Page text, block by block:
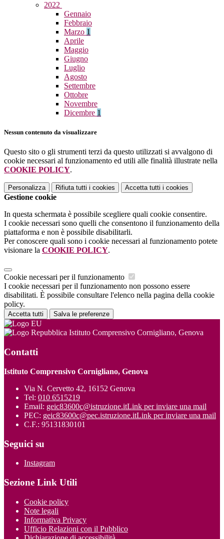
2022
Gennaio
Febbraio
Marzo 1
Aprile
Maggio
Giugno
Luglio
Agosto
Settembre
Ottobre
Novembre
Dicembre 1
Nessun contenuto da visualizzare
Questo sito o gli strumenti terzi da questo utilizzati si avvalgono di
cookie necessari al funzionamento ed utili alle finalità illustrate nella
COOKIE POLICY.
Personalizza Rifiuta tutti i cookies Accetta tutti i cookies
Gestione cookie
In questa schermata è possibile scegliere quali cookie consentire.
I cookie necessari sono quelli che consentono il funzionamento della
piattaforma e non è possibile disabilitarli.
Per conoscere quali sono i cookie necessari al funzionamento potete
visionare la COOKIE POLICY.
Cookie necessari per il funzionamento
I cookie necessari per il funzionamento non possono essere
disabilitati. È possibile consultare l'elenco nella pagina della cookie
policy.
Accetta tutti Salva le preferenze
Istituto Comprensivo Cornigliano, Genova
Contatti
Istituto Comprensivo Cornigliano, Genova
Via N. Cervetto 42, 16152 Genova
Tel: 010 6515219
Email: geic83600c@istruzione.itLink per inviare una mail
PEC: geic83600c@pec.istruzione.itLink per inviare una mail
C.F.: 95131830101
Seguici su
Instagram
Sezione Link Utili
Cookie policy
Note legali
Informativa Privacy
Ufficio Relazioni con il Pubblico